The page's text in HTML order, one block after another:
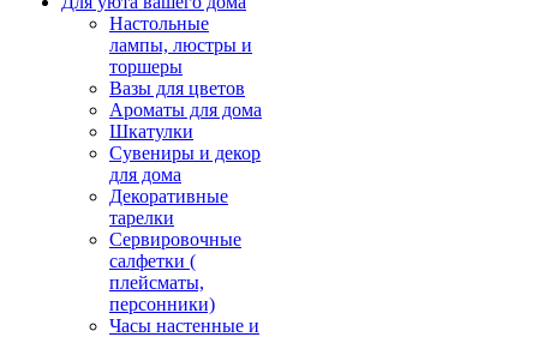
Настольные
лампы, люстры и
торшеры
Вазы для цветов
Ароматы для дома
Шкатулки
Сувениры и декор
для дома
Декоративные
тарелки
Сервировочные
салфетки (
плейсматы,
персонники)
Часы настенные и